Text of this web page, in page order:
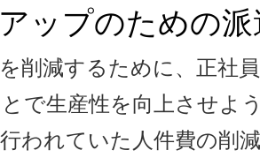
ップのための
削減するために、正社
で生産性を向上させよ
われていた人件費の削